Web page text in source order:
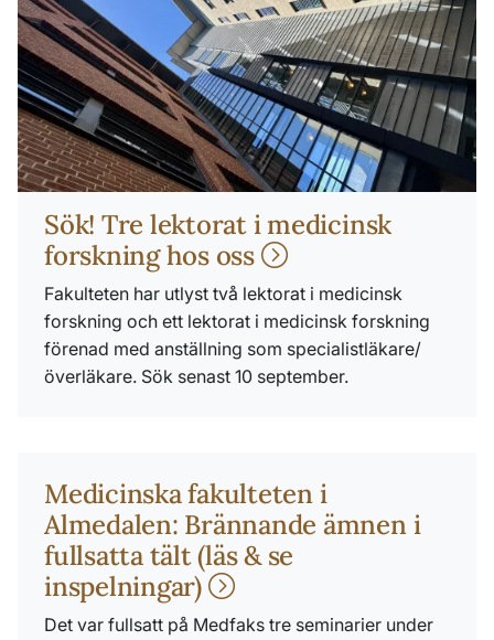
Sök! Tre lektorat i medicinsk
forskning hos oss
Fakulteten har utlyst två lektorat i medicinsk
forskning och ett lektorat i medicinsk forskning
förenad med anställning som specialistläkare/
överläkare. Sök senast 10 september.
Medicinska fakulteten i
Almedalen: Brännande ämnen i
fullsatta tält (läs & se
inspelningar)
Det var fullsatt på Medfaks tre seminarier under